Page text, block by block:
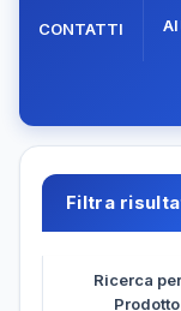
CONTATTI
Filtra
Ricerca
Prodotto